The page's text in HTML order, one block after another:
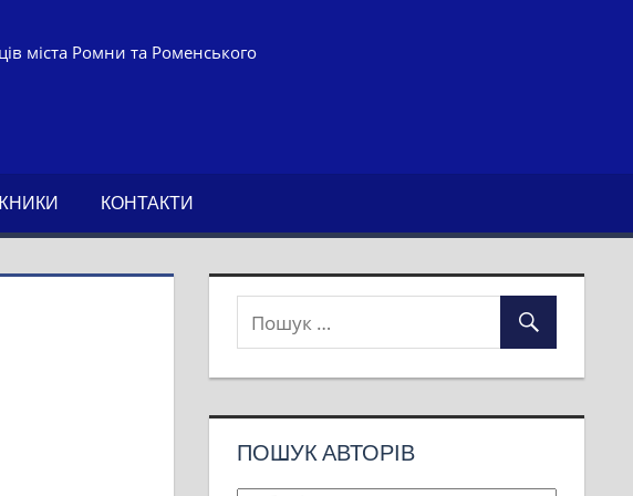
міста Ромни та Роменського
КОНТАКТИ
ПОШУК АВТОРІВ